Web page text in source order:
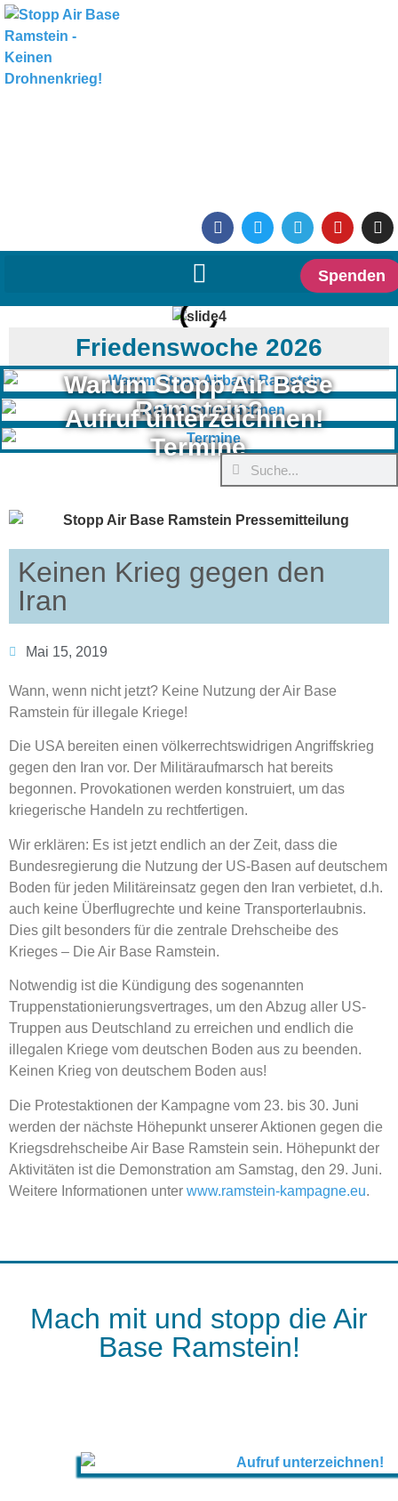
Spenden
Friedenswoche 2026
Warum Stopp Air Base
Ramstein?
Aufruf unterzeichnen!
Termine
Keinen Krieg gegen den
Iran
Mai 15, 2019
Wann, wenn nicht jetzt? Keine Nutzung der Air Base
Ramstein für illegale Kriege!
Die USA bereiten einen völkerrechtswidrigen Angriffskrieg
gegen den Iran vor. Der Militäraufmarsch hat bereits
begonnen. Provokationen werden konstruiert, um das
kriegerische Handeln zu rechtfertigen.
Wir erklären: Es ist jetzt endlich an der Zeit, dass die
Bundesregierung die Nutzung der US-Basen auf deutschem
Boden für jeden Militäreinsatz gegen den Iran verbietet, d.h.
auch keine Überflugrechte und keine Transporterlaubnis.
Dies gilt besonders für die zentrale Drehscheibe des
Krieges – Die Air Base Ramstein.
Notwendig ist die Kündigung des sogenannten
Truppenstationierungsvertrages, um den Abzug aller US-
Truppen aus Deutschland zu erreichen und endlich die
illegalen Kriege vom deutschen Boden aus zu beenden.
Keinen Krieg von deutschem Boden aus!
Die Protestaktionen der Kampagne vom 23. bis 30. Juni
werden der nächste Höhepunkt unserer Aktionen gegen die
Kriegsdrehscheibe Air Base Ramstein sein. Höhepunkt der
Aktivitäten ist die Demonstration am Samstag, den 29. Juni.
Weitere Informationen unter www.ramstein-kampagne.eu.
Mach mit und stopp die Air
Base Ramstein!